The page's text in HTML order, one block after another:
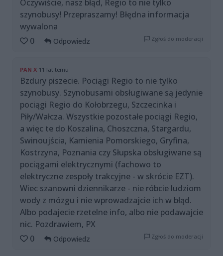
Oczywiście, nasz błąd, Regio to nie tylko
szynobusy! Przepraszamy! Błędna informacja
wywalona
0
Odpowiedz Zgłoś do moderacji
PAN X 11 lat temu
Bzdury piszecie. Pociągi Regio to nie tylko
szynobusy. Szynobusami obsługiwane są jedynie
pociągi Regio do Kołobrzegu, Szczecinka i
Piły/Wałcza. Wszystkie pozostałe pociągi Regio,
a więc te do Koszalina, Choszczna, Stargardu,
Swinoujścia, Kamienia Pomorskiego, Gryfina,
Kostrzyna, Poznania czy Słupska obsługiwane są
pociągami elektrycznymi (fachowo to
elektryczne zespoły trakcyjne - w skrócie EZT).
Wiec szanowni dziennikarze - nie róbcie ludziom
wody z mózgu i nie wprowadzajcie ich w błąd.
Albo podajecie rzetelne info, albo nie podawajcie
nic. Pozdrawiem, PX
0
Odpowiedz Zgłoś do moderacji